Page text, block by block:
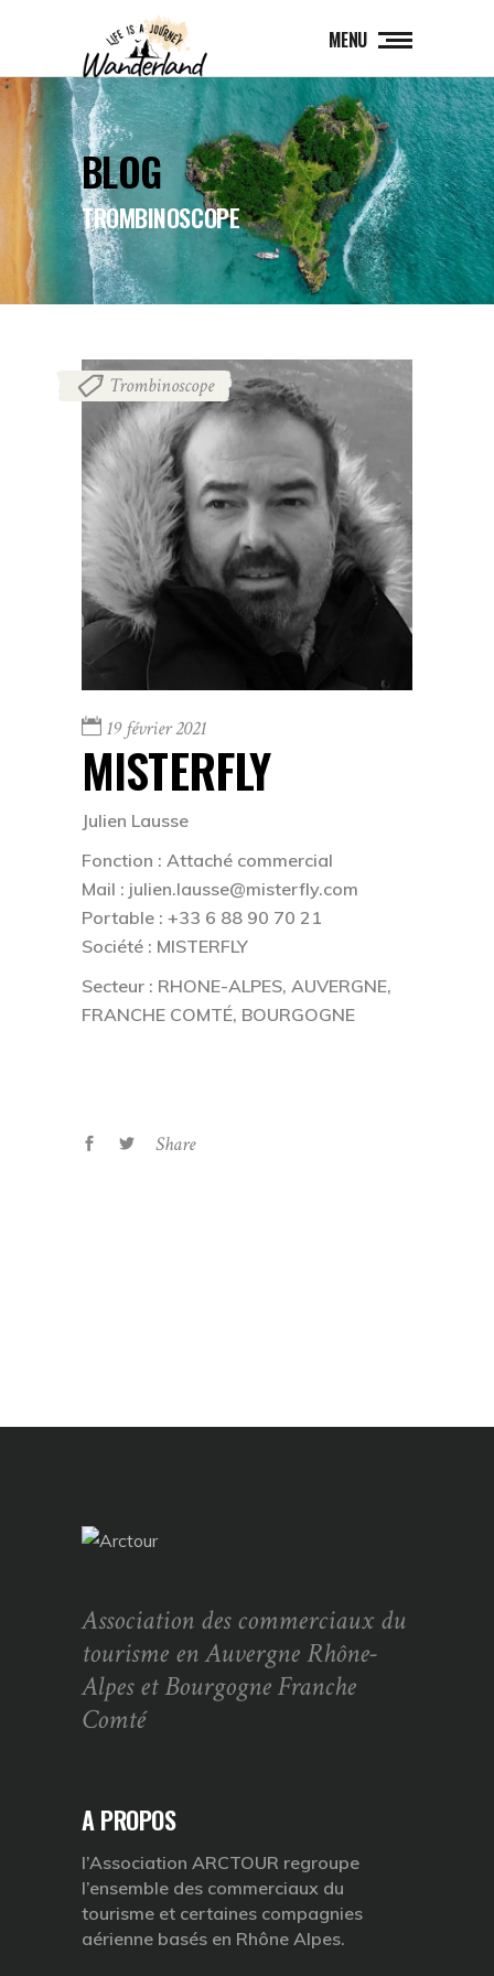
MENU
BLOG
TROMBINOSCOPE
Trombinoscope
19 février 2021
MISTERFLY
Julien Lausse
Fonction : Attaché commercial
Mail : julien.lausse@misterfly.com
Portable : +33 6 88 90 70 21
Société : MISTERFLY
Secteur : RHONE-ALPES, AUVERGNE,
FRANCHE COMTÉ, BOURGOGNE
Share
Association des commerciaux du
tourisme en Auvergne Rhône-
Alpes et Bourgogne Franche
Comté
A PROPOS
l’Association ARCTOUR regroupe
l’ensemble des commerciaux du
tourisme et certaines compagnies
aérienne basés en Rhône Alpes.